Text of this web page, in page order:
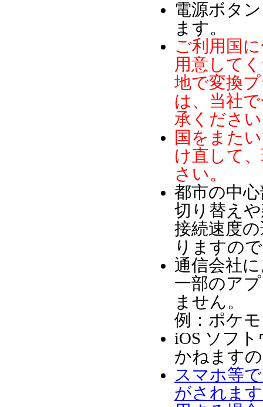
電源ボタ
ます。
ご利用国
用意して
地で変換
は、当社
承くださ
国をまた
け直して
さい。
都市の中
切り替え
接続速度
りますの
通信会社
一部のア
ません。
例：ポケ
iOS ソフ
かねます
スマホ等
がされま